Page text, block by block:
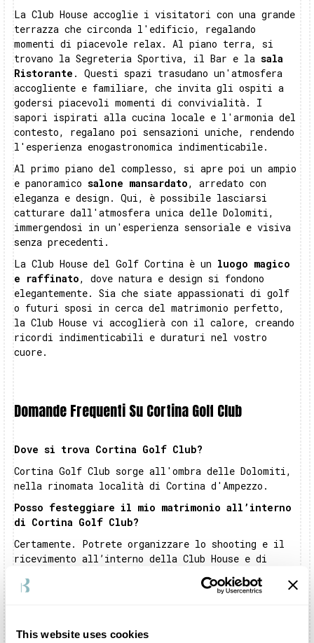
This website uses cookies
La Club House accoglie i visitatori con una grande
terrazza che circonda l'edificio, regalando
momenti di piacevole relax. Al piano terra, si
trovano la Segreteria Sportiva, il Bar e la sala
Ristorante . Questi spazi trasudano un'atmosfera
accogliente e familiare, che invita gli ospiti a
godersi piacevoli momenti di convivialità. I
sapori ispirati alla cucina locale e l'armonia del
contesto, regalano poi sensazioni uniche, rendendo
l'esperienza enogastronomica indimenticabile.
Al primo piano del complesso, si apre poi un ampio
e panoramico salone mansardato, arredato con
eleganza e design. Qui, è possibile lasciarsi
catturare dall'atmosfera unica delle Dolomiti,
immergendosi in un'esperienza sensoriale e visiva
senza precedenti.
La Club House del Golf Cortina è un luogo magico
e raffinato, dove natura e design si fondono
elegantemente. Sia che siate appassionati di golf
o futuri sposi in cerca del matrimonio perfetto,
la Club House vi accoglierà con il calore, creando
ricordi indimenticabili e duraturi nel vostro
cuore.
Domande Frequenti Su Cortina Golf Club
Dove si trova Cortina Golf Club?
Cortina Golf Club sorge all'ombra delle Dolomiti,
nella rinomata località di Cortina d'Ampezzo.
Posso festeggiare il mio matrimonio all’interno
di Cortina Golf Club?
Certamente. Potrete organizzare lo shooting e il
ricevimento all’interno della Club House e di
All’interno di Cortina Golf Club c’è un
Sì, Cortina Golf Club dispone di un servizio di